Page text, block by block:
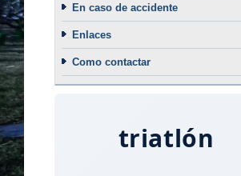
En caso de accidente
Enlaces
Como contactar
triatlón